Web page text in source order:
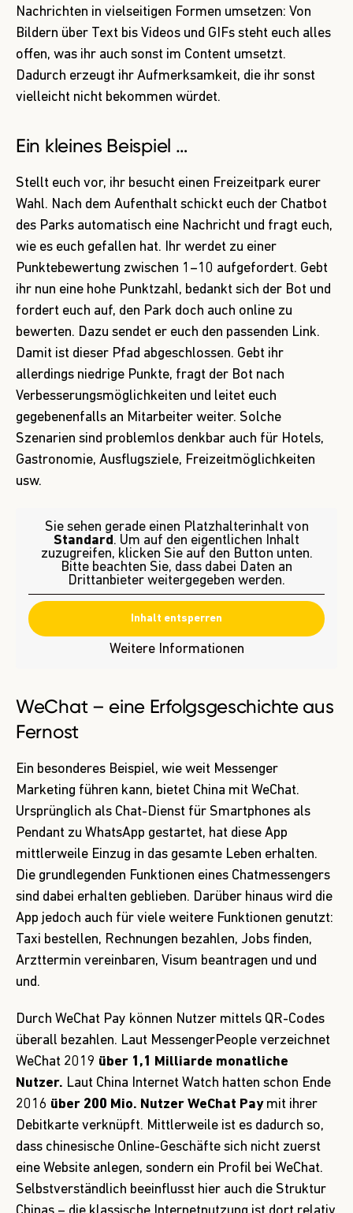
Nachrichten in vielseitigen Formen umsetzen: Von
Bildern über Text bis Videos und GIFs steht euch alles
offen, was ihr auch sonst im Content umsetzt.
Dadurch erzeugt ihr Aufmerksamkeit, die ihr sonst
vielleicht nicht bekommen würdet.
Ein kleines Beispiel …
Stellt euch vor, ihr besucht einen Freizeitpark eurer
Wahl. Nach dem Aufenthalt schickt euch der Chatbot
des Parks automatisch eine Nachricht und fragt euch,
wie es euch gefallen hat. Ihr werdet zu einer
Punktebewertung zwischen 1–10 aufgefordert. Gebt
ihr nun eine hohe Punktzahl, bedankt sich der Bot und
fordert euch auf, den Park doch auch online zu
bewerten. Dazu sendet er euch den passenden Link.
Damit ist dieser Pfad abgeschlossen. Gebt ihr
allerdings niedrige Punkte, fragt der Bot nach
Verbesserungsmöglichkeiten und leitet euch
gegebenenfalls an Mitarbeiter weiter. Solche
Szenarien sind problemlos denkbar auch für Hotels,
Gastronomie, Ausflugsziele, Freizeitmöglichkeiten
usw.
Sie sehen gerade einen Platzhalterinhalt von
Standard. Um auf den eigentlichen Inhalt
zuzugreifen, klicken Sie auf den Button unten.
Bitte beachten Sie, dass dabei Daten an
Drittanbieter weitergegeben werden.
Inhalt entsperren
Weitere Informationen
WeChat – eine Erfolgsgeschichte aus
Fernost
Ein besonderes Beispiel, wie weit Messenger
Marketing führen kann, bietet China mit WeChat.
Ursprünglich als Chat-Dienst für Smartphones als
Pendant zu WhatsApp gestartet, hat diese App
mittlerweile Einzug in das gesamte Leben erhalten.
Die grundlegenden Funktionen eines Chatmessengers
sind dabei erhalten geblieben. Darüber hinaus wird die
App jedoch auch für viele weitere Funktionen genutzt:
Taxi bestellen, Rechnungen bezahlen, Jobs finden,
Arzttermin vereinbaren, Visum beantragen und und
und.
Durch WeChat Pay können Nutzer mittels QR-Codes
überall bezahlen. Laut MessengerPeople verzeichnet
WeChat 2019 über 1,1 Milliarde monatliche
Nutzer. Laut China Internet Watch hatten schon Ende
2016 über 200 Mio. Nutzer WeChat Paymit ihrer
Debitkarte verknüpft. Mittlerweile ist es dadurch so,
dass chinesische Online-Geschäfte sich nicht zuerst
eine Website anlegen, sondern ein Profil bei WeChat.
Selbstverständlich beeinflusst hier auch die Struktur